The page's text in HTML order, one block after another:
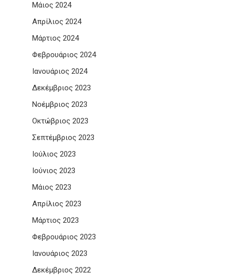
Μάιος 2024
Απρίλιος 2024
Μάρτιος 2024
Φεβρουάριος 2024
Ιανουάριος 2024
Δεκέμβριος 2023
Νοέμβριος 2023
Οκτώβριος 2023
Σεπτέμβριος 2023
Ιούλιος 2023
Ιούνιος 2023
Μάιος 2023
Απρίλιος 2023
Μάρτιος 2023
Φεβρουάριος 2023
Ιανουάριος 2023
Δεκέμβριος 2022